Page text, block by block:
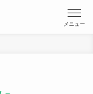
メニュー